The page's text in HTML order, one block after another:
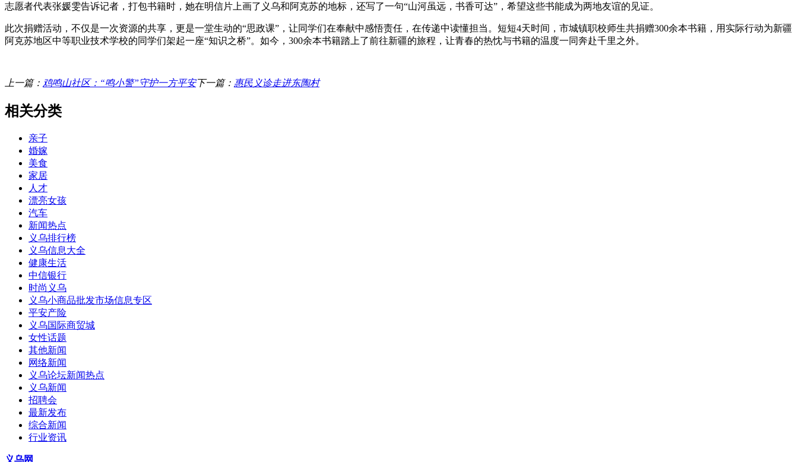
志愿者代表张媛雯告诉记者，打包书籍时，她在明信片上画了义乌和阿克苏的地标，还写了一句“山河虽远，书香可达”，希望这些书能成为两地友谊的见证。
此次捐赠活动，不仅是一次资源的共享，更是一堂生动的“思政课”，让同学们在奉献中感悟责任，在传递中读懂担当。短短4天时间，市城镇职校师生共捐赠300余本书籍，用实际行动为新疆
阿克苏地区中等职业技术学校的同学们架起一座“知识之桥”。如今，300余本书籍踏上了前往新疆的旅程，让青春的热忱与书籍的温度一同奔赴千里之外。
上一篇： 鸡鸣山社区：“鸣小警”守护一方平安下一篇： 惠民义诊走进东陶村
相关分类
亲子
婚嫁
美食
家居
人才
漂亮女孩
汽车
新闻热点
义乌排行榜
义乌信息大全
健康生活
中信银行
时尚义乌
义乌小商品批发市场信息专区
平安产险
义乌国际商贸城
女性话题
其他新闻
网络新闻
义乌论坛新闻热点
义乌新闻
招聘会
最新发布
综合新闻
行业资讯
义乌网